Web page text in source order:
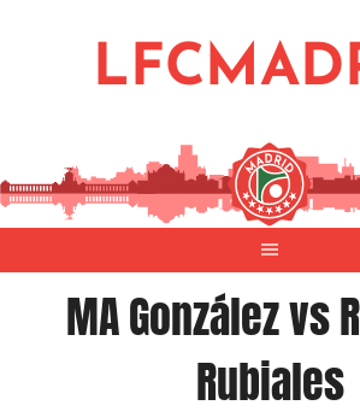
MA González vs
Rubiales